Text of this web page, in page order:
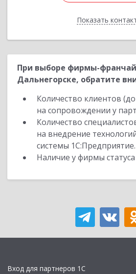
ПоказатьНазад
При выборе фирмы-
Дальнегорске, обратите
Количество клиентов
на сопровождении у
Количество
на внедрение
системы 1С:Предприятие.
Наличие у фирмы статуса
Вход для партнеров 1С